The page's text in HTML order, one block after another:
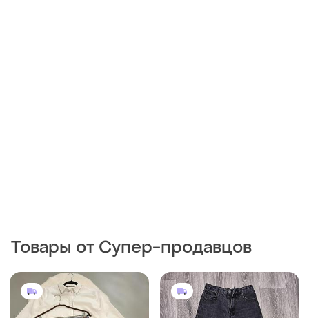
Товары от Супер-продавцов